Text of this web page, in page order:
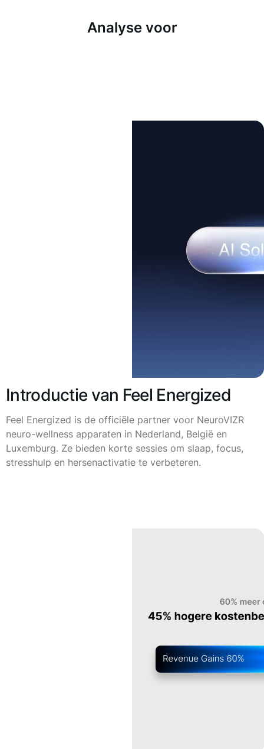
Analyse voor
Introductie van Feel Energized
Feel Energized is de officiële partner voor NeuroVIZR
neuro-wellness apparaten in Nederland, België en
Luxemburg. Ze bieden korte sessies om slaap, focus,
stresshulp en hersenactivatie te verbeteren.